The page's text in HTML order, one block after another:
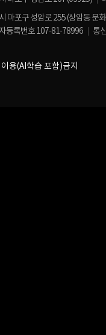
마포구 성암로 255 (상암동 문
등록번호 107-81-78996
통
용(AI학습 포함)금지